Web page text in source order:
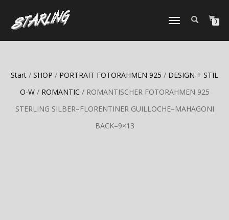
TOGGLE
0
Start / SHOP / PORTRAIT FOTORAHMEN 925 / DESIGN + STIL
O-W/ ROMANTIC / ROMANTISCHER FOTORAHMEN 925
STERLING SILBER–FLORENTINER GUILLOCHE–MAHAGONI
BACK–9×13